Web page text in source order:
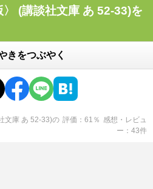
(講談社文庫 あ 52-33)を
きをつぶやく
文庫 あ 52-33)の 評価 61 ％ 感想・レビュ
ー
43件